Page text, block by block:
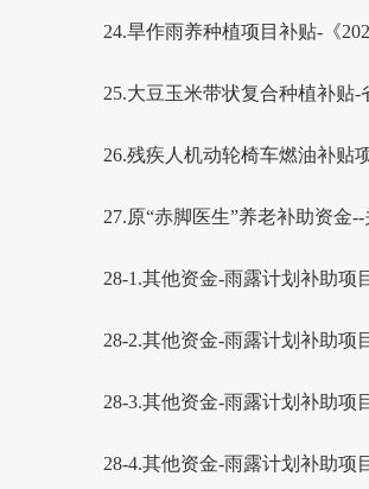
24.旱作雨养种植项目补贴-《
25.大豆玉米带状复合种植补贴
26.残疾人机动轮椅车燃油补贴
27.原“赤脚医生”养老补助资金
28-1.其他资金-雨露计划补助项
28-2.其他资金-雨露计划补助项
28-3.其他资金-雨露计划补助
28-4.其他资金-雨露计划补助项